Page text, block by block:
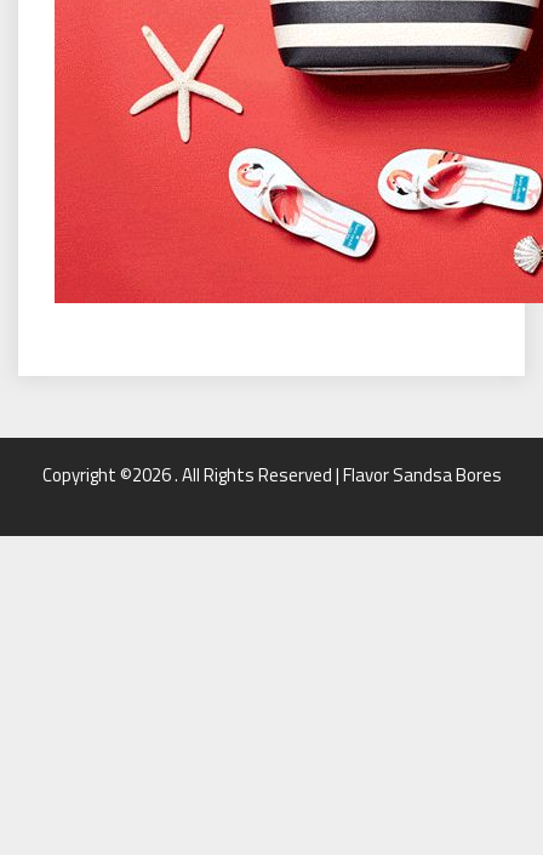
Copyright ©2026 . All Rights Reserved | Flavor Sandsa Bores